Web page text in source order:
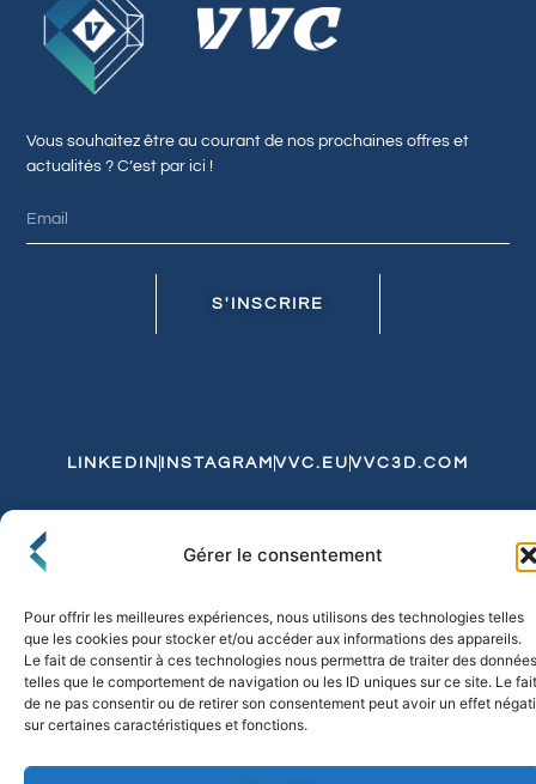
Gérer le consentement
Pour offrir les meilleures expériences, nous utilisons des technologies telles
que les cookies pour stocker et/ou accéder aux informations des appareils.
Le fait de consentir à ces technologies nous permettra de traiter des données
telles que le comportement de navigation ou les ID uniques sur ce site. Le fait
de ne pas consentir ou de retirer son consentement peut avoir un effet
sur certaines caractéristiques et fonctions.
Vous souhaitez être au courant de nos prochaines offres et
actualités ? C’est par ici !
S'INSCRIRE
LINKEDIN INSTAGRAM VVC.EU VVC3D.COM
Politique de Confidentialité et de CookiesExpédition et Livraison
© 2026 FLO & CO. All Rights Reserved